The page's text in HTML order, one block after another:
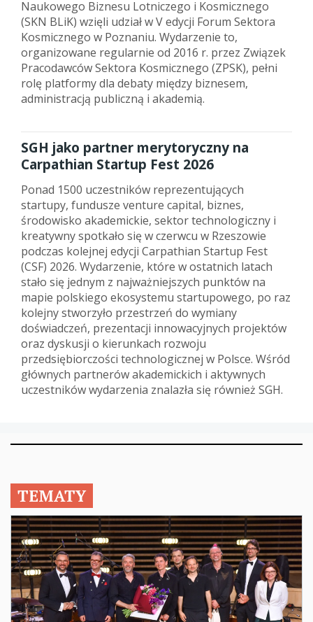
Naukowego Biznesu Lotniczego i Kosmicznego
(SKN BLiK) wzięli udział w V edycji Forum Sektora
Kosmicznego w Poznaniu. Wydarzenie to,
organizowane regularnie od 2016 r. przez Związek
Pracodawców Sektora Kosmicznego (ZPSK), pełni
rolę platformy dla debaty między biznesem,
administracją publiczną i akademią.
SGH jako partner merytoryczny na
Carpathian Startup Fest 2026
Ponad 1500 uczestników reprezentujących
startupy, fundusze venture capital, biznes,
środowisko akademickie, sektor technologiczny i
kreatywny spotkało się w czerwcu w Rzeszowie
podczas kolejnej edycji Carpathian Startup Fest
(CSF) 2026. Wydarzenie, które w ostatnich latach
stało się jednym z najważniejszych punktów na
mapie polskiego ekosystemu startupowego, po raz
kolejny stworzyło przestrzeń do wymiany
doświadczeń, prezentacji innowacyjnych projektów
oraz dyskusji o kierunkach rozwoju
przedsiębiorczości technologicznej w Polsce. Wśród
głównych partnerów akademickich i aktywnych
uczestników wydarzenia znalazła się również SGH.
TEMATY